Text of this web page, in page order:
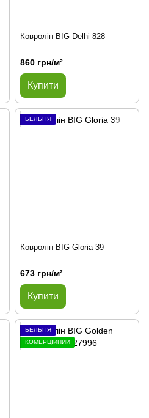
Ковролін BIG Delhi 828
860 грн/м²
Купити
БЕЛЬГІЯ
Ковролін BIG Gloria 39
673 грн/м²
Купити
БЕЛЬГІЯ
КОМЕРЦІЙНИЙ